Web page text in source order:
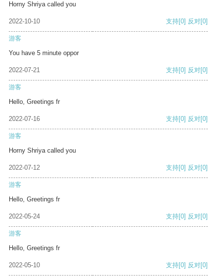
Horny Shriya called you
2022-10-10 支持[0] 反对[0]
游客
You have 5 minute oppor
2022-07-21 支持[0] 反对[0]
游客
Hello, Greetings fr
2022-07-16 支持[0] 反对[0]
游客
Horny Shriya called you
2022-07-12 支持[0] 反对[0]
游客
Hello, Greetings fr
2022-05-24 支持[0] 反对[0]
游客
Hello, Greetings fr
2022-05-10 支持[0] 反对[0]